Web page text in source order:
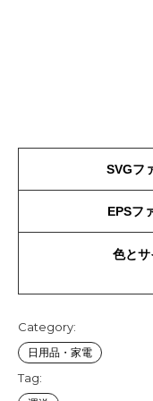
SVGフ
EPSフ
色と
Category:
日用品・家電
Tag: